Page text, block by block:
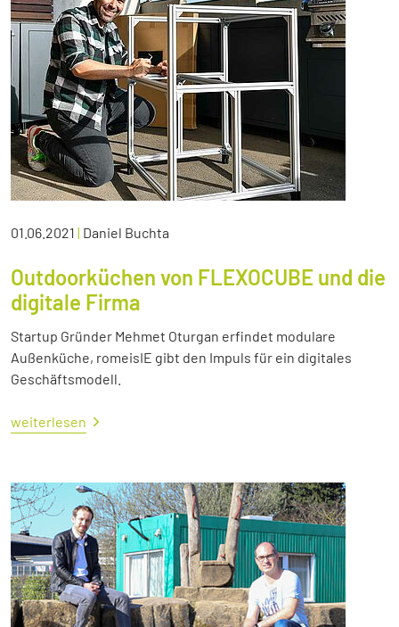
01.06.2021 | Daniel Buchta
Outdoorküchen von FLEXOCUBE und die
digitale Firma
Startup Gründer Mehmet Oturgan erfindet modulare
Außenküche, romeisIE gibt den Impuls für ein digitales
Geschäftsmodell.
weiterlesen